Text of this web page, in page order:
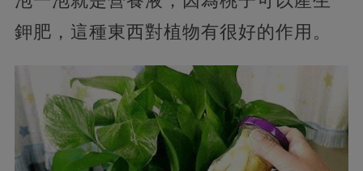
鉀肥，這種東西對植物有很好的作用。